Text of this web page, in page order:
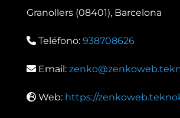
Granollers (08401), Barcelona
Teléfono: 938708626
Email:
Web: https://